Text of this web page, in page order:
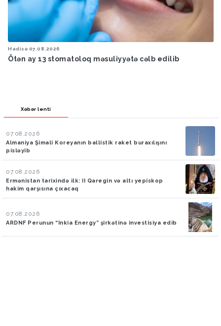
Hadisə 07.08.2026
Ötən ay 13 stomatoloq məsuliyyətə cəlb edilib
Xəbər lenti
07.08.2026
Almaniya Şimali Koreyanın ballistik raket buraxılışını
pisləyib
07.08.2026
Ermənistan tarixində ilk: II Qaregin və altı yepiskop
hakim qarşısına çıxacaq
07.08.2026
ARDNF Perunun “Inkia Energy” şirkətinə investisiya edib